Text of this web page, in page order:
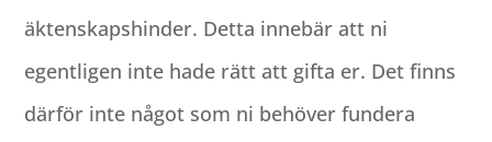
äktenskapshinder. Detta innebär att ni
egentligen inte hade rätt att gifta er. Det finns
därför inte något som ni behöver fundera